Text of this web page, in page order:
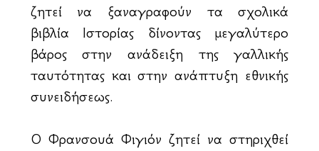
ζητεί να ξαναγραφούν τα σχολικά
βιβλία Ιστορίας δίνοντας μεγαλύτερο
βάρος στην ανάδειξη της γαλλικής
ταυτότητας και στην ανάπτυξη εθνικής
συνειδήσεως.
Ο Φρανσουά Φιγιόν ζητεί να στηριχθεί